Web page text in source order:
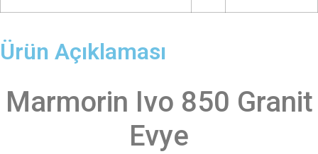
Ürün Açıklaması
Marmorin Ivo 850 Granit
Evye